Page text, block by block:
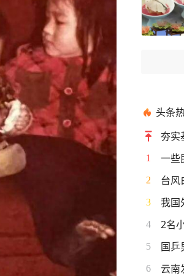
头条
夯实
1 一些
2 台风
3 我国
4 2名
5 国乒
6 云南